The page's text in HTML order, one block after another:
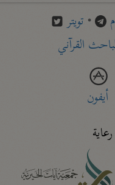
• تويتر
القرآني
أيفون
رعاية